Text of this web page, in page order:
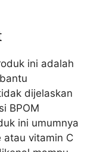
ini adalah
dijelaskan
BPOM
ini umumnya
atau vitamin C